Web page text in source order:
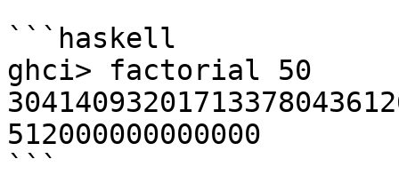
```haskell
ghci> factorial 50
512000000000000
```